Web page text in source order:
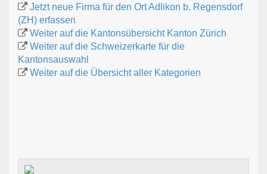
Jetzt neue Firma für den Ort Adlikon b. Regensdorf
(ZH) erfassen
Weiter auf die Kantonsübersicht Kanton Zürich
Weiter auf die Schweizerkarte für die
Kantonsauswahl
Weiter auf die Übersicht aller Kategorien